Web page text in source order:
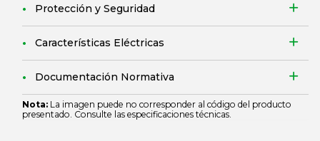
Protección y Seguridad
Características Eléctricas
Documentación Normativa
Nota: La imagen puede no corresponder al código del producto
presentado. Consulte las especificaciones técnicas.